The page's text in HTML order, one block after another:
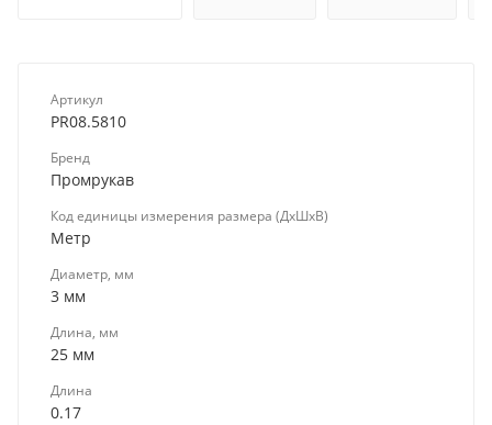
Артикул
PR08.5810
Бренд
Промрукав
Код единицы измерения размера (ДхШхВ)
Метр
Диаметр, мм
3 мм
Длина, мм
25 мм
Длина
0.17